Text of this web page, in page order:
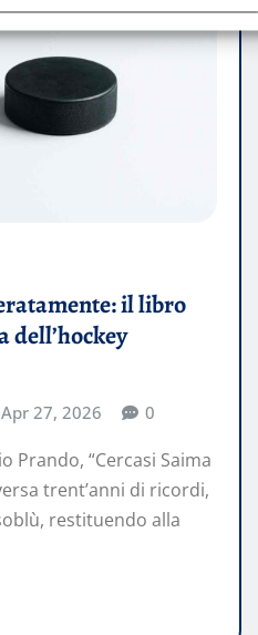
il libro
dell’hockey
Apr 27, 2026 0
Prando, “Cercasi Saima
trent’anni di ricordi,
restituendo alla